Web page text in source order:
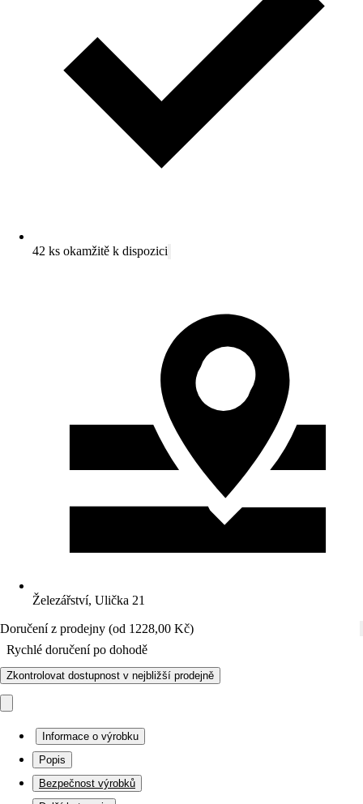
42 ks okamžitě k dispozici
Železářství, Ulička 21
Doručení z prodejny (od 1228,00 Kč)
Rychlé doručení po dohodě
Zkontrolovat dostupnost v nejbližší prodejně
Informace o výrobku
Popis
Bezpečnost výrobků